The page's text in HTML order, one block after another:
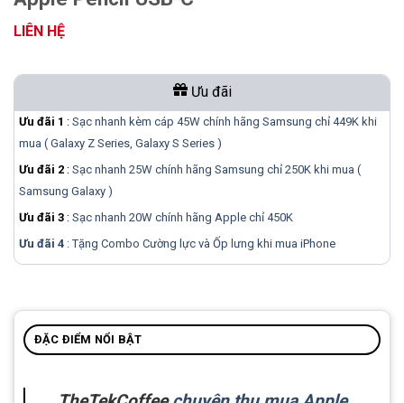
LIÊN HỆ
Ưu đãi
Ưu đãi 1 : Sạc nhanh kèm cáp 45W chính hãng Samsung chỉ 449K khi
mua ( Galaxy Z Series, Galaxy S Series )
Ưu đãi 2 : Sạc nhanh 25W chính hãng Samsung chỉ 250K khi mua (
Samsung Galaxy )
Ưu đãi 3 : Sạc nhanh 20W chính hãng Apple chỉ 450K
Ưu đãi 4 : Tặng Combo Cường lực và Ốp lưng khi mua iPhone
ĐẶC ĐIỂM NỔI BẬT